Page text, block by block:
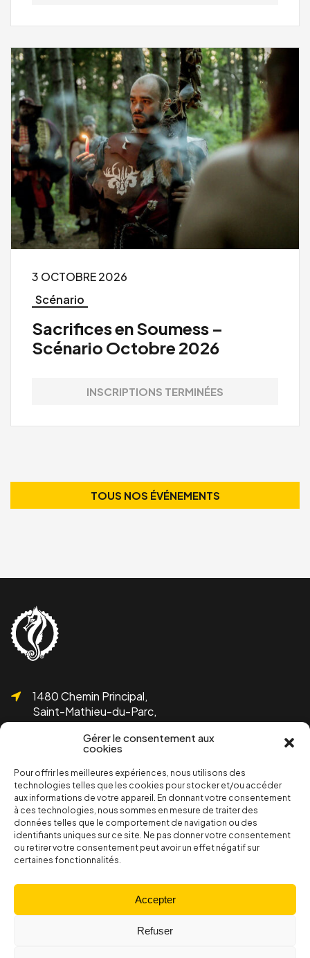
Gérer le consentement aux
cookies
Pour offrir les meilleures expériences, nous utilisons des
technologies telles que les cookies pour stocker et/ou accéder
aux informations de votre appareil. En donnant votre consentement
à ces technologies, nous sommes en mesure de traiter des
données telles que le comportement de navigation ou des
identifiants uniques sur ce site. Ne pas donner votre consentement
ou retirer votre consentement peut avoir un effet négatif sur
certaines fonctionnalités.
Accepter
Refuser
3 OCTOBRE 2026
Scénario
Sacrifices en Soumess –
Scénario Octobre 2026
INSCRIPTIONS TERMINÉES
TOUS NOS ÉVÉNEMENTS
1480 Chemin Principal,
Saint-Mathieu-du-Parc,
QC G0X 1N0
1 819-532-1755
info@bicolline.org
Abonnez-vous à l'infolettre de Bicolline!
S'inscrire